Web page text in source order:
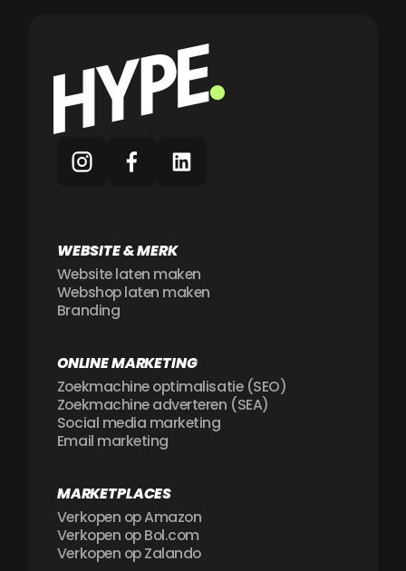
WEBSITE & MERK
Website laten maken
Webshop laten maken
Branding
ONLINE MARKETING
Zoekmachine optimalisatie (SEO)
Zoekmachine adverteren (SEA)
Social media marketing
Email marketing
MARKETPLACES
Verkopen op Amazon
Verkopen op Bol.com
Verkopen op Zalando